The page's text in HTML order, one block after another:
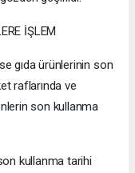
İŞLEM
gıda ürünlerinin son
raflarında ve
son kullanma
kullanma tarihi